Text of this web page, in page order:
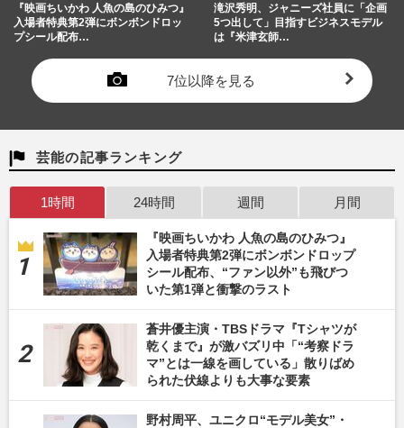
『映画ちいかわ 人魚の島のひみつ』
入場者特典第2弾にボンボンドロッ
プシール配布…
滝沢秀明、ジャニーズ社員に「企画
5つ出して」目指すビジネスモデル
は『米津玄師…
7位以降を見る
芸能の記事ランキング
1時間 24時間 週間 月間
『映画ちいかわ 人魚の島のひみつ』
入場者特典第2弾にボンボンドロップ
シール配布、“ファン以外”も飛びつ
いた第1弾と衝撃のラスト
蒼井優主演・TBSドラマ『Tシャツが
乾くまで』が激バズリ中「“考察ドラ
マ”とは一線を画している」散りばめ
られた伏線よりも大事な要素
野村周平、ユニクロ“モデル美女”・